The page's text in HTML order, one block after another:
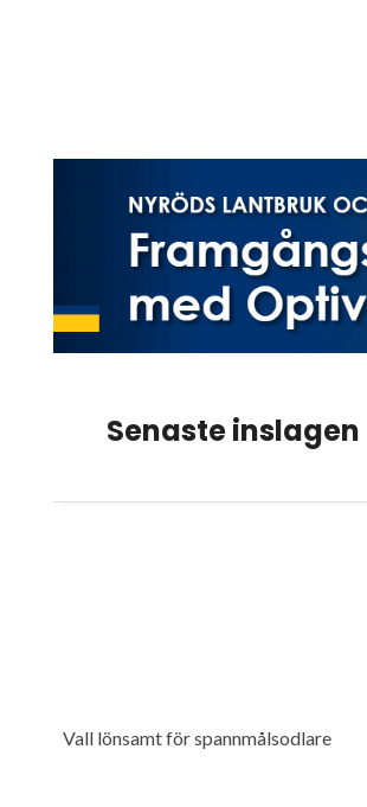
Senaste inslagen
Vall lönsamt för spannmålsodlare